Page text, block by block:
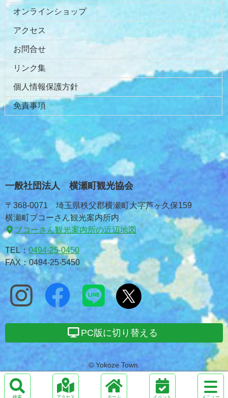
戻
オンラインショップ
アクセス
お問合せ
リンク集
個人情報保護方針
免責事項
一般社団法人 横瀬町観光協会
〒368-0071 埼玉県秩父郡横瀬町大字芦ヶ久保159
横瀬町ブコーさん観光案内所内
ブコーさん観光案内所の近辺地図
TEL： 0494-25-0450
FAX：0494-25-5450
PC版に切り替える
© Yokoze Town.
サ
イ